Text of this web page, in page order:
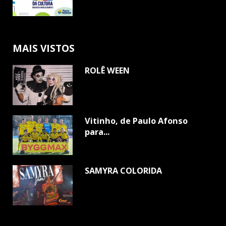
MAIS VISTOS
ROLÊ WEEN
Vitinho, de Paulo Afonso
para...
SAMYRA COLORIDA